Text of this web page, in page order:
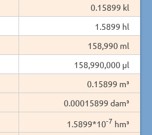
0.15899 kl
1.5899 hl
158,990 ml
158,990,000 µl
0.15899 m³
0.00015899 dam³
1.5899*10-7 hm³